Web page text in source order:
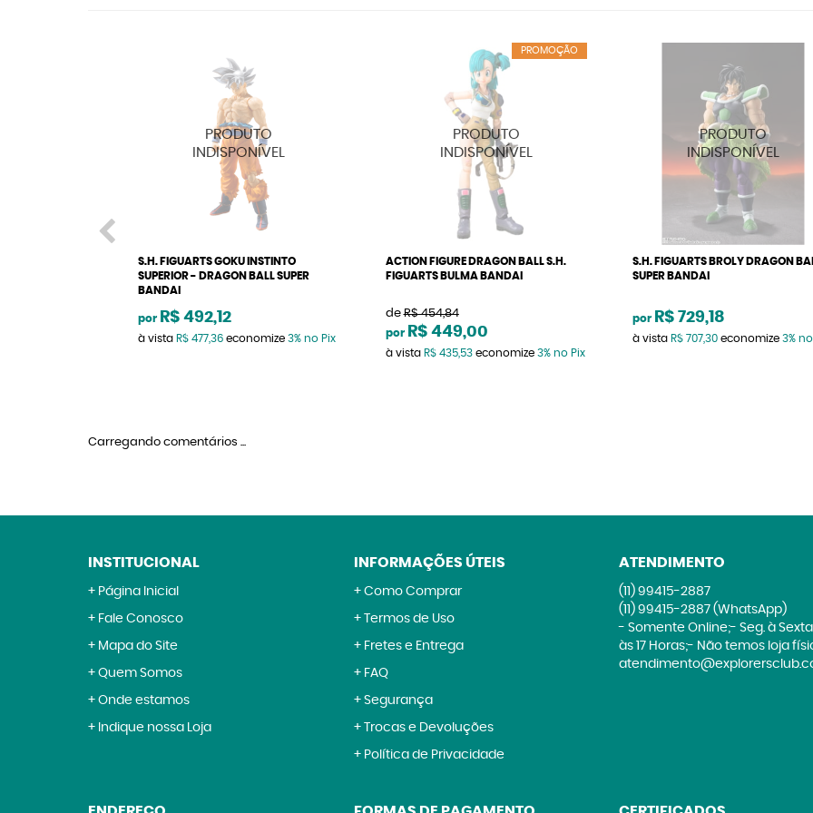
S.H. FIGUARTS GOKU INSTINTO
SUPERIOR - DRAGON BALL SUPER
BANDAI
por R$ 492,12
à vista R$ 477,36 economize 3% no Pix
PROMOÇÃO
ACTION FIGURE DRAGON BALL S.H.
FIGUARTS BULMA BANDAI
de R$ 454,84
por R$ 449,00
à vista R$ 435,53economize 3% no Pix
S.H. FIGUARTS BROLY DRAGON
SUPER BANDAI
por R$ 729,18
à vista R$ 707,30 economize 3% no
Carregando comentários ...
INSTITUCIONAL
Página Inicial
Fale Conosco
Mapa do Site
Quem Somos
Onde estamos
Indique nossa Loja
INFORMAÇÕES ÚTEIS
Como Comprar
Termos de Uso
Fretes e Entrega
FAQ
Segurança
Trocas e Devoluções
Política de Privacidade
ATENDIMENTO
(11) 99415-2887
(11) 99415-2887 (WhatsApp)
- Somente Online;- Seg. à Sexta
às 17 Horas;- Não temos loja